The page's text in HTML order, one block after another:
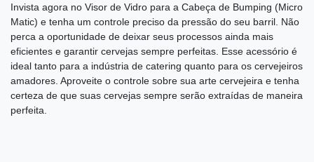
Invista agora no Visor de Vidro para a Cabeça de Bumping (Micro
Matic) e tenha um controle preciso da pressão do seu barril. Não
perca a oportunidade de deixar seus processos ainda mais
eficientes e garantir cervejas sempre perfeitas. Esse acessório é
ideal tanto para a indústria de catering quanto para os cervejeiros
amadores. Aproveite o controle sobre sua arte cervejeira e tenha
certeza de que suas cervejas sempre serão extraídas de maneira
perfeita.